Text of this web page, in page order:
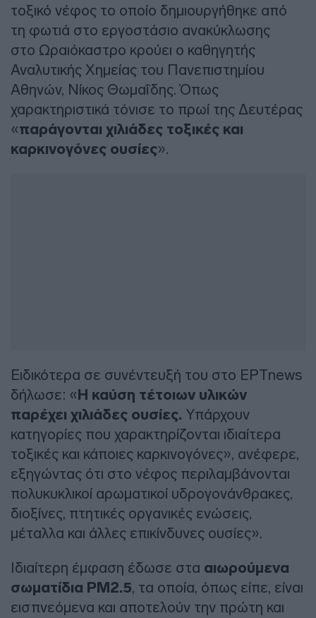
τοξικό νέφος το οποίο δημιουργήθηκε από
τη φωτιά στο εργοστάσιο ανακύκλωσης
στο Ωραιόκαστρο κρούει ο καθηγητής
Αναλυτικής Χημείας του Πανεπιστημίου
Αθηνών, Νίκος Θωμαΐδης. Όπως
χαρακτηριστικά τόνισε το πρωί της Δευτέρας
«παράγονται χιλιάδες τοξικές και
καρκινογόνες ουσίες».
Ειδικότερα σε συνέντευξή του στο ΕΡΤnews
δήλωσε: « Η καύση τέτοιων υλικών
παρέχει χιλιάδες ουσίες. Υπάρχουν
κατηγορίες που χαρακτηρίζονται ιδιαίτερα
τοξικές και κάποιες καρκινογόνες», ανέφερε,
εξηγώντας ότι στο νέφος περιλαμβάνονται
πολυκυκλικοί αρωματικοί υδρογονάνθρακες,
διοξίνες, πτητικές οργανικές ενώσεις,
μέταλλα και άλλες επικίνδυνες ουσίες».
Ιδιαίτερη έμφαση έδωσε στα αιωρούμενα
σωματίδια PM2.5, τα οποία, όπως είπε, είναι
εισπνεόμενα και αποτελούν την πρώτη και